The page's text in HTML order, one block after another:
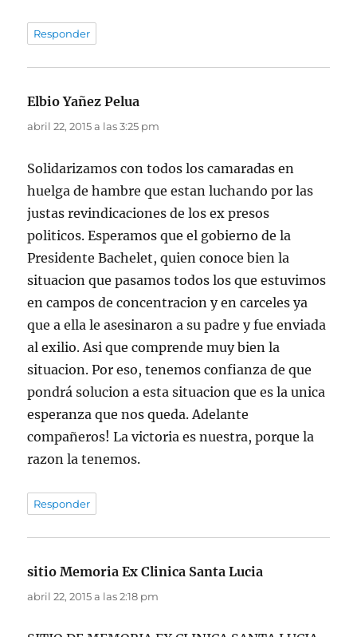
Responder
Elbio Yañez Pelua
abril 22, 2015 a las 3:25 pm
Solidarizamos con todos los camaradas en
huelga de hambre que estan luchando por las
justas revindicaciones de los ex presos
politicos. Esperamos que el gobierno de la
Presidente Bachelet, quien conoce bien la
situacion que pasamos todos los que estuvimos
en campos de concentracion y en carceles ya
que a ella le asesinaron a su padre y fue enviada
al exilio. Asi que comprende muy bien la
situacion. Por eso, tenemos confianza de que
pondrá solucion a esta situacion que es la unica
esperanza que nos queda. Adelante
compañeros! La victoria es nuestra, porque la
razon la tenemos.
Responder
sitio Memoria Ex Clinica Santa Lucia
abril 22, 2015 a las 2:18 pm